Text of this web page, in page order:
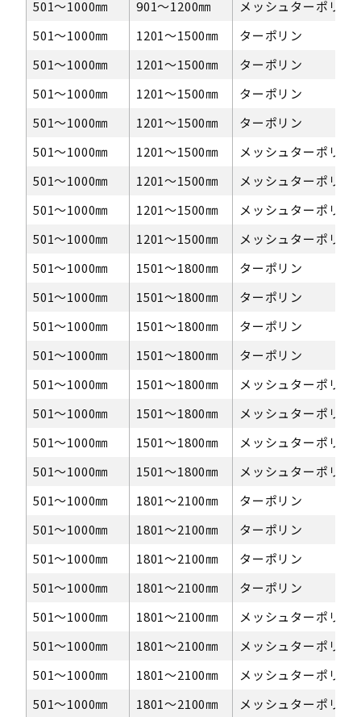
501〜1000㎜ 901～1200㎜
メッシュターポリン
501〜1000㎜
1201〜1500㎜
ターポリン
501〜1000㎜
1201〜1500㎜
ターポリン
501〜1000㎜
1201〜1500㎜
ターポリン
501〜1000㎜
1201〜1500㎜
ターポリン
501〜1000㎜
1201〜1500㎜
メッシュターポリン
501〜1000㎜
1201〜1500㎜
メッシュターポリン
501〜1000㎜
1201〜1500㎜
メッシュターポリン
501〜1000㎜
1201〜1500㎜
メッシュターポリン
501〜1000㎜
1501～1800㎜
ターポリン
501〜1000㎜
1501～1800㎜
ターポリン
501〜1000㎜
1501～1800㎜
ターポリン
501〜1000㎜
1501～1800㎜
ターポリン
501〜1000㎜
1501～1800㎜
メッシュターポリン
501〜1000㎜
1501～1800㎜
メッシュターポリン
501〜1000㎜
1501～1800㎜
メッシュターポリン
501〜1000㎜
1501～1800㎜
メッシュターポリン
501〜1000㎜
1801～2100㎜
ターポリン
501〜1000㎜
1801～2100㎜
ターポリン
501〜1000㎜
1801～2100㎜
ターポリン
501〜1000㎜
1801～2100㎜
ターポリン
501〜1000㎜
1801～2100㎜
メッシュターポリン
501〜1000㎜
1801～2100㎜
メッシュターポリン
501〜1000㎜
1801～2100㎜
メッシュターポリン
501〜1000㎜
1801～2100㎜
メッシュターポリン